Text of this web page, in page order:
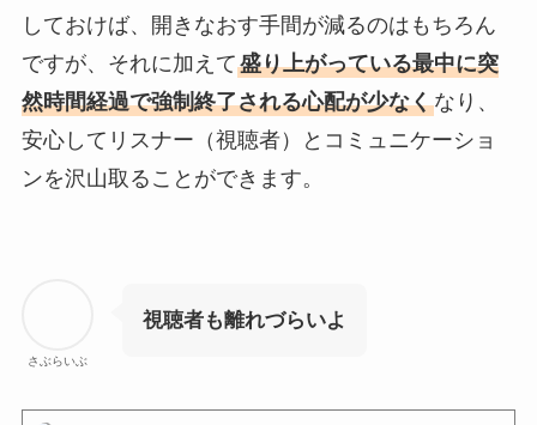
しておけば、開きなおす手間が減るのはもちろん
ですが、それに加えて盛り上がっている最中に突
然時間経過で強制終了される心配が少なくなり、
安心してリスナー（視聴者）とコミュニケーショ
ンを沢山取ることができます。
さぶらいぶ
視聴者も離れづらいよ